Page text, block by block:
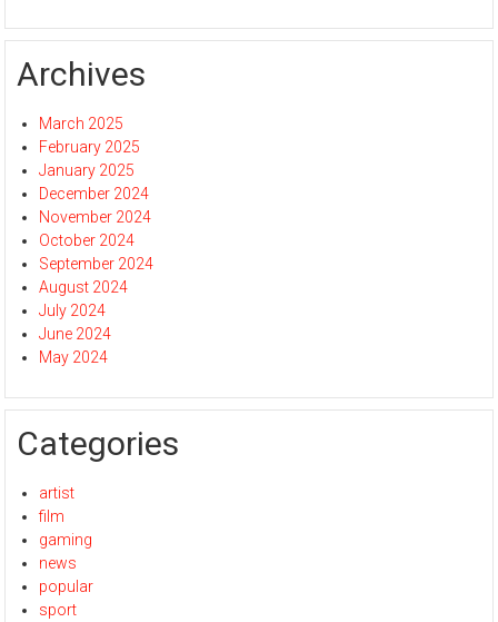
Archives
March 2025
February 2025
January 2025
December 2024
November 2024
October 2024
September 2024
August 2024
July 2024
June 2024
May 2024
Categories
artist
film
gaming
news
popular
sport